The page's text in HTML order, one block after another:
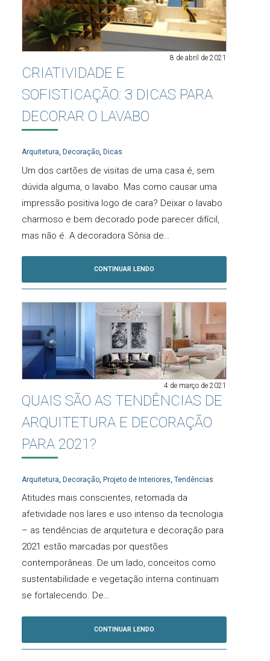
8 de abril de 2021
CRIATIVIDADE E
SOFISTICAÇÃO: 3 DICAS PARA
DECORAR O LAVABO
Arquitetura, Decoração, Dicas
Um dos cartões de visitas de uma casa é, sem
dúvida alguma, o lavabo. Mas como causar uma
impressão positiva logo de cara? Deixar o lavabo
charmoso e bem decorado pode parecer difícil,
mas não é. A decoradora Sônia de…
CONTINUAR LENDO
4 de março de 2021
QUAIS SÃO AS TENDÊNCIAS DE
ARQUITETURA E DECORAÇÃO
PARA 2021?
Arquitetura, Decoração, Projeto de Interiores, Tendências
Atitudes mais conscientes, retomada da
afetividade nos lares e uso intenso da tecnologia
– as tendências de arquitetura e decoração para
2021 estão marcadas por questões
contemporâneas. De um lado, conceitos como
sustentabilidade e vegetação interna continuam
se fortalecendo. De…
CONTINUAR LENDO